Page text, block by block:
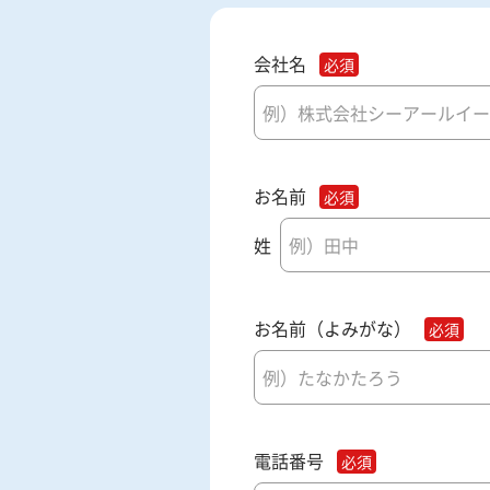
会社名
お名前
姓
お名前（よみがな）
電話番号